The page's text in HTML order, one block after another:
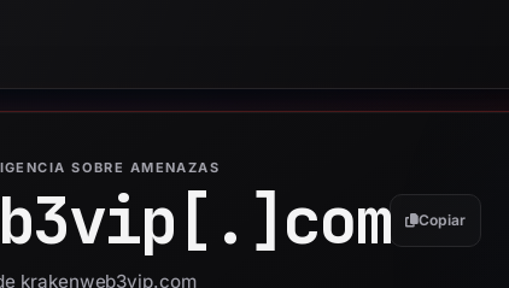
SOBRE AMENAZAS
com Copiar
krakenweb3vip.com